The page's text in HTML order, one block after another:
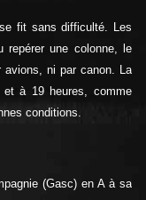
fit sans difficulté. Les
repérer une colonne, le
avions, ni par canon. La
et à 19 heures, comme
conditions.
(Gasc) en A à sa